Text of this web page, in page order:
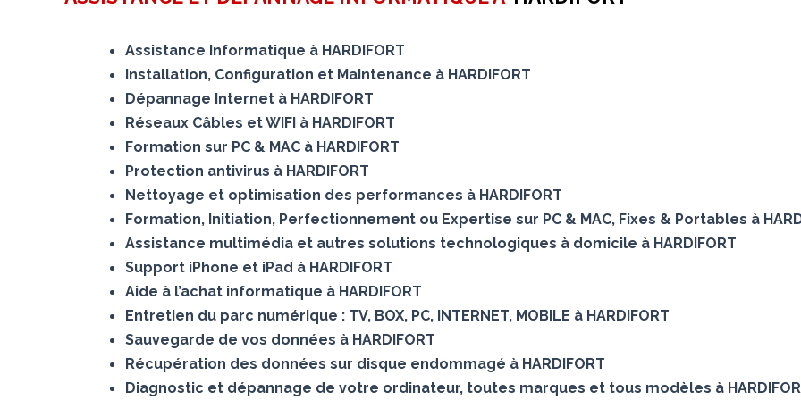
Assistance Informatique à HARDIFORT
Installation, Configuration et Maintenance à HARDIFORT
Dépannage Internet à HARDIFORT
Réseaux Câbles et WIFI à HARDIFORT
Formation sur PC & MAC à HARDIFORT
Protection antivirus à HARDIFORT
Nettoyage et optimisation des performances à HARDIFORT
Formation, Initiation, Perfectionnement ou Expertise sur PC & MAC, Fixes & Portables à
Assistance multimédia et autres solutions technologiques à domicile à HARDIFORT
Support iPhone et iPad à HARDIFORT
Aide à l’achat informatique à HARDIFORT
Entretien du parc numérique : TV, BOX, PC, INTERNET, MOBILE à HARDIFORT
Sauvegarde de vos données à HARDIFORT
Récupération des données sur disque endommagé à HARDIFORT
Diagnostic et dépannage de votre ordinateur, toutes marques et tous modèles à